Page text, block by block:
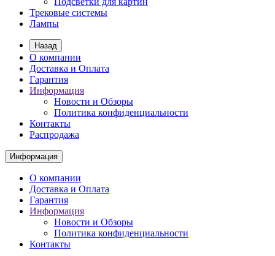
Трековые системы
Лампы
Назад
О компании
Доставка и Оплата
Гарантия
Информация
Новости и Обзоры
Политика конфиденциальности
Контакты
Распродажа
Информация
О компании
Доставка и Оплата
Гарантия
Информация
Новости и Обзоры
Политика конфиденциальности
Контакты